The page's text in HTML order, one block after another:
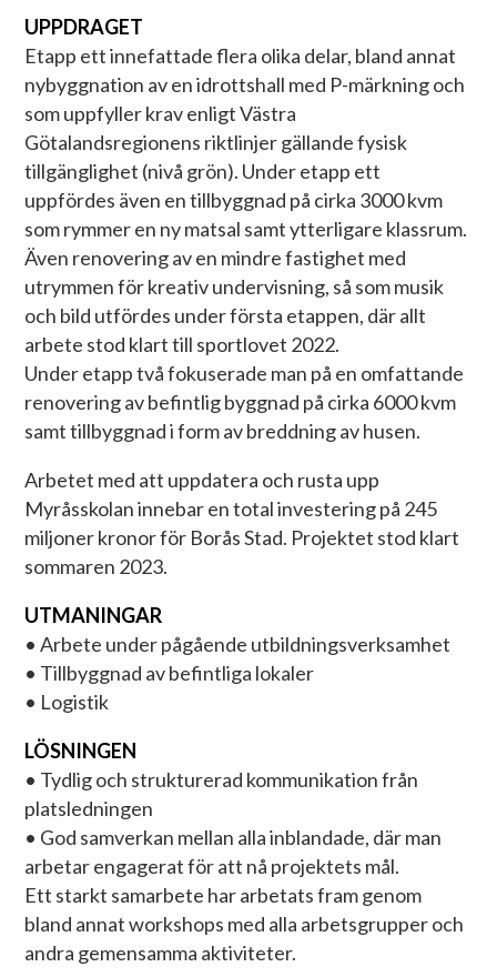
UPPDRAGET
Etapp ett innefattade flera olika delar, bland annat
nybyggnation av en idrottshall med P-märkning och
som uppfyller krav enligt Västra
Götalandsregionens riktlinjer gällande fysisk
tillgänglighet (nivå grön). Under etapp ett
uppfördes även en tillbyggnad på cirka 3000 kvm
som rymmer en ny matsal samt ytterligare klassrum.
Även renovering av en mindre fastighet med
utrymmen för kreativ undervisning, så som musik
och bild utfördes under första etappen, där allt
arbete stod klart till sportlovet 2022.
Under etapp två fokuserade man på en omfattande
renovering av befintlig byggnad på cirka 6000 kvm
samt tillbyggnad i form av breddning av husen.
Arbetet med att uppdatera och rusta upp
Myråsskolan innebar en total investering på 245
miljoner kronor för Borås Stad. Projektet stod klart
sommaren 2023.
UTMANINGAR
• Arbete under pågående utbildningsverksamhet
• Tillbyggnad av befintliga lokaler
• Logistik
LÖSNINGEN
• Tydlig och strukturerad kommunikation från
platsledningen
• God samverkan mellan alla inblandade, där man
arbetar engagerat för att nå projektets mål.
Ett starkt samarbete har arbetats fram genom
bland annat workshops med alla arbetsgrupper och
andra gemensamma aktiviteter.